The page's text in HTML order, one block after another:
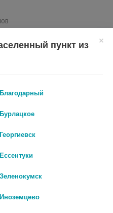
пункт из
Благодарный
Бурлацкое
Георгиевск
Ессентуки
Зеленокумск
Иноземцево